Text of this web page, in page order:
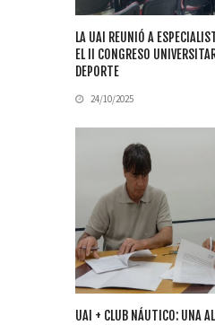
LA UAI REUNIÓ A
EL II CONGRESO
DEPORTE
24/10/2025
UAI + CLUB NÁUTICO: UNA